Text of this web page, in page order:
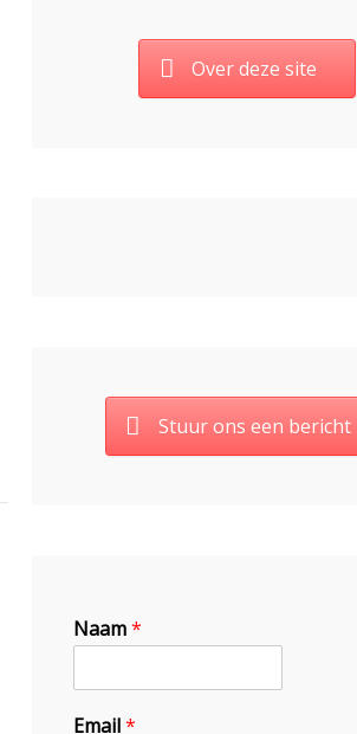
Over deze site
Stuur ons een bericht
Naam*
Email*